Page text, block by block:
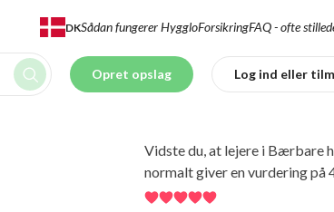
DKSådan fungerer HyggloForsikringFAQ - ofte
Opret opslag Log ind eller
Vidste du, at lejere i Bærbare
normalt giver en vurdering på